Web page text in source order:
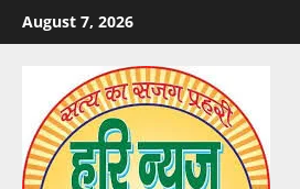
Skip
to
August 7, 2026